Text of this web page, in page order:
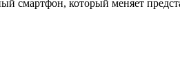
смартфон, который меняет